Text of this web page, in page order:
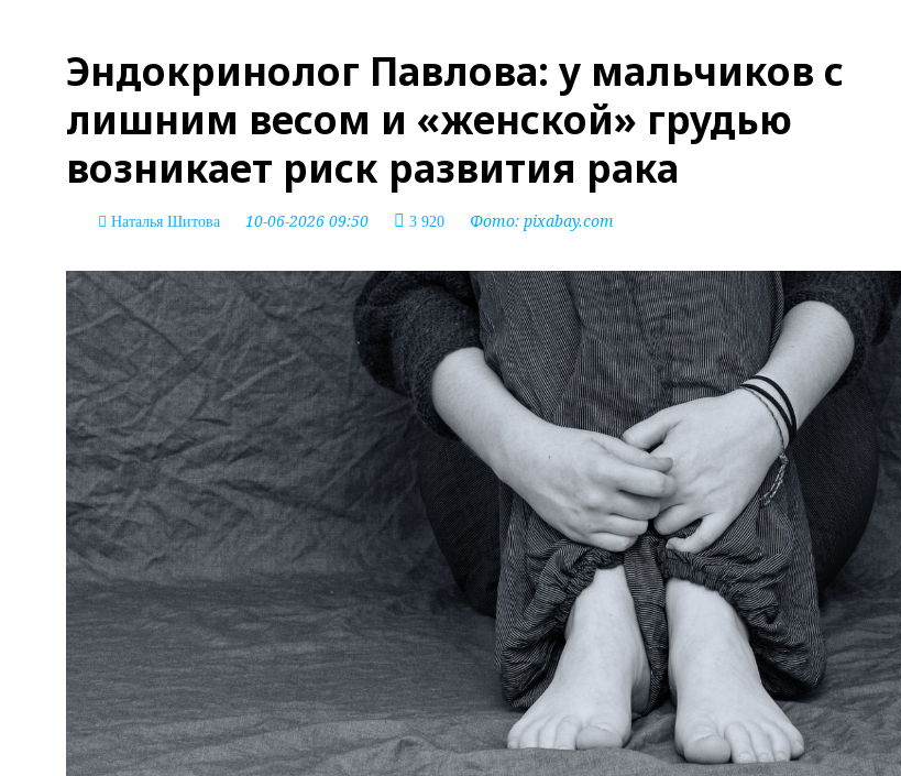
Эндокринолог Павлова: у мальчиков с
лишним весом и «женской» грудью
возникает риск развития рака
Наталья Шитова 10-06-2026 09:50 3 920 Фото: pixabay.com